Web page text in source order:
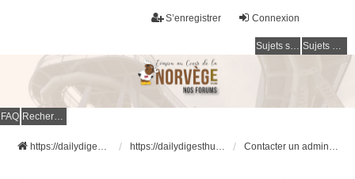
Connexion
S’enregistrer
Sujets sans réponse Sujets actifs
FAQ Rechercher
https://dailydigesthub.com https://dailydigesthub.com Contacter un administrateur du forum